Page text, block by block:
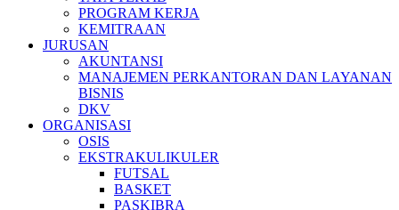
PROGRAM KERJA
KEMITRAAN
JURUSAN
AKUNTANSI
MANAJEMEN PERKANTORAN DAN LAYANAN
BISNIS
DKV
ORGANISASI
OSIS
EKSTRAKULIKULER
FUTSAL
BASKET
PASKIBRA